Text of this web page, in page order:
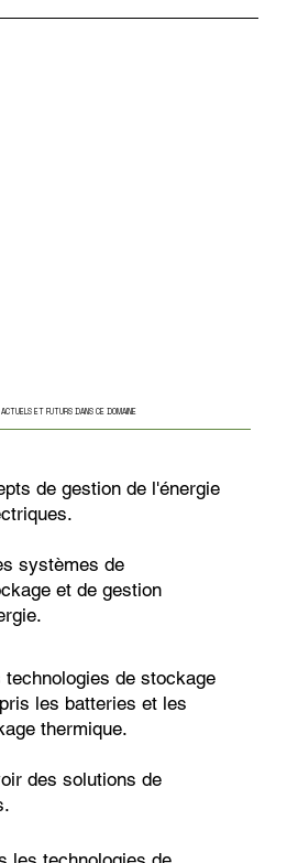
de gestion de l'énergie
systèmes de
et de gestion
de stockage
les batteries et les
thermique.
des solutions de
ACTUELS ET FUTURS DANS CE DOMAINE